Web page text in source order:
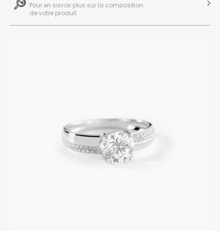
Pour en savoir plus sur la composition
de votre produit